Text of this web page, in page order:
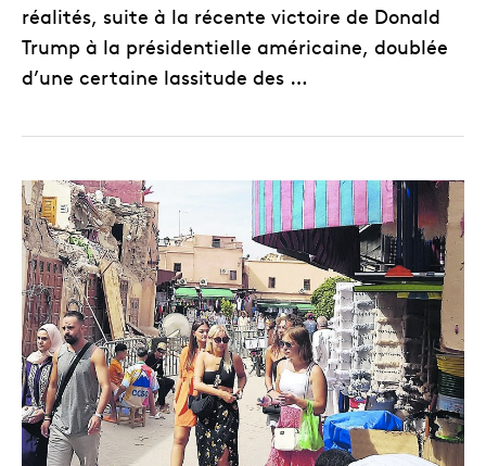
réalités, suite à la récente victoire de Donald
Trump à la présidentielle américaine, doublée
d’une certaine lassitude des …